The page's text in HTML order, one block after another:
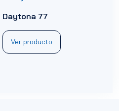
Daytona 77
Ver producto